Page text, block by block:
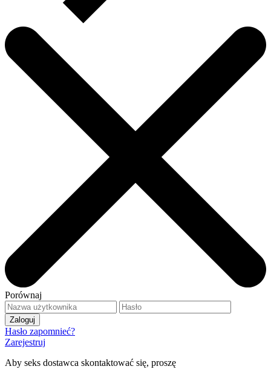
Porównaj
Hasło zapomnieć?
Zarejestruj
Aby seks dostawca skontaktować się, proszę